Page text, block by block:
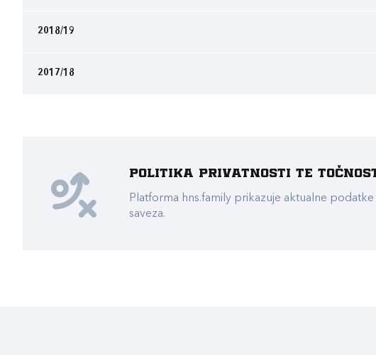
2018/19
2017/18
Politika privatnosti te
Platforma hns.family prikazuje aktualne
saveza.